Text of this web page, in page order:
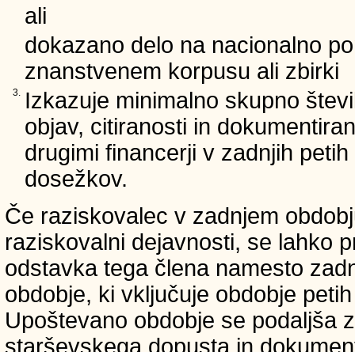
ali
dokazano delo na nacionalno
znanstvenem korpusu ali zbirki
3.
Izkazuje minimalno skupno
objav, citiranosti in
drugimi financerji v zadnjih
dosežkov.
Če raziskovalec v zadnjem
raziskovalni dejavnosti, se lahko
odstavka tega člena namesto
obdobje, ki vključuje obdobje
Upoštevano obdobje se podaljša
starševskega dopusta in